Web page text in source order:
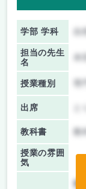
学部 学科
担当の先生
名
授業種別
出席
教科書
授業の雰囲
気
前